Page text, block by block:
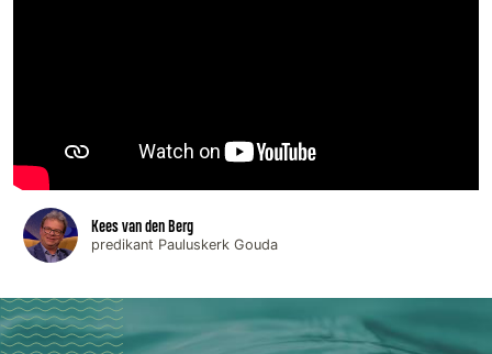
Kees van den Berg
predikant Pauluskerk Gouda